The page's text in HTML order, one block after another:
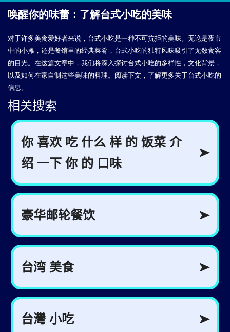
唤醒你的味蕾：了解台式小吃的美味
对于许多美食爱好者来说，台式小吃是一种不可抗拒的美味。无论是夜市
中的小摊，还是餐馆里的经典菜肴，台式小吃的独特风味吸引了无数食客
的目光。在这篇文章中，我们将深入探讨台式小吃的多样性，文化背景，
以及如何在家自制这些美味的料理。阅读下文，了解更多关于台式小吃的
信息。